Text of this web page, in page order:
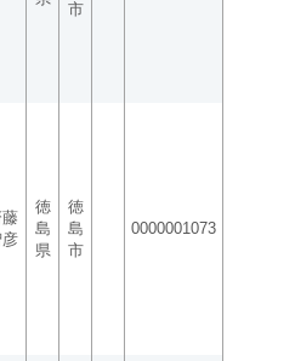
市
徳
島
県
徳
島
市
0000001073